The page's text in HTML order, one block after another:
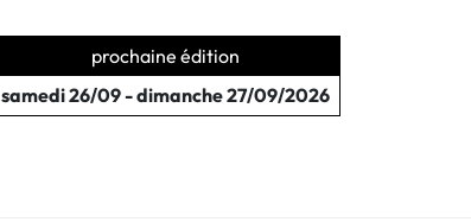
prochaine édition
samedi 26/09 - dimanche 27/09/2026